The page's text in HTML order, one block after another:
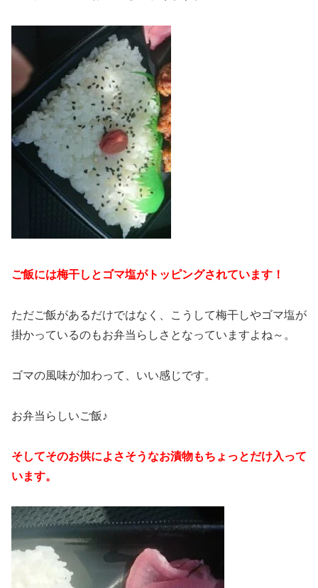
ご飯には梅干しとゴマ塩がトッピングされています！
ただご飯があるだけではなく、こうして梅干しやゴマ塩が
掛かっているのもお弁当らしさとなっていますよね～。
ゴマの風味が加わって、いい感じです。
お弁当らしいご飯♪
そしてそのお供によさそうなお漬物もちょっとだけ入って
います。